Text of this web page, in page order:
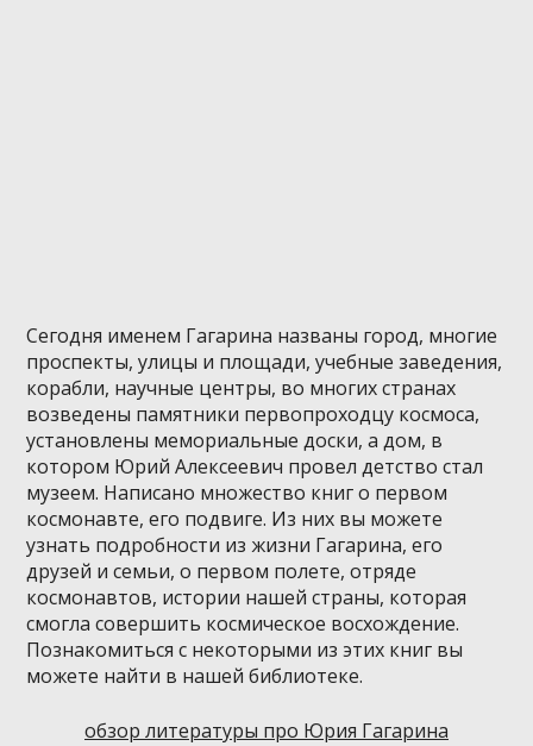
Сегодня именем Гагарина названы город, многие
проспекты, улицы и площади, учебные заведения,
корабли, научные центры, во многих странах
возведены памятники первопроходцу космоса,
установлены мемориальные доски, а дом, в
котором Юрий Алексеевич провел детство стал
музеем. Написано множество книг о первом
космонавте, его подвиге. Из них вы можете
узнать подробности из жизни Гагарина, его
друзей и семьи, о первом полете, отряде
космонавтов, истории нашей страны, которая
смогла совершить космическое восхождение.
Познакомиться с некоторыми из этих книг вы
можете найти в нашей библиотеке.
обзор литературы про Юрия Гагарина